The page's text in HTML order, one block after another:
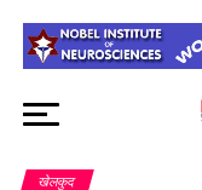
खेलकुद